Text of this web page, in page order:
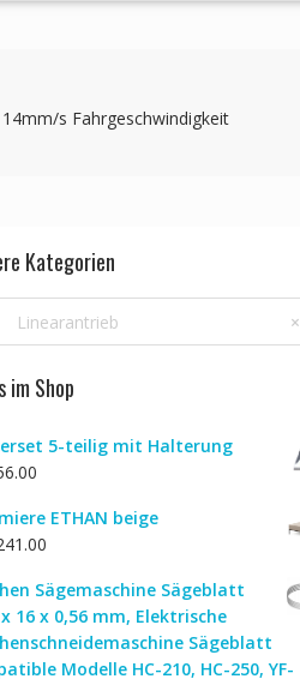
s Fahrgeschwindigkeit
Kategorien
×
im Shop
5-teilig mit Halterung
ETHAN beige
Sägemaschine Sägeblatt
16 x 0,56 mm, Elektrische
Sägeblatt
Modelle HC-210, HC-250, YF-